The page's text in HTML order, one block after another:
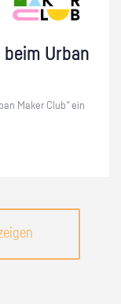
Urban
Maker Club" ein